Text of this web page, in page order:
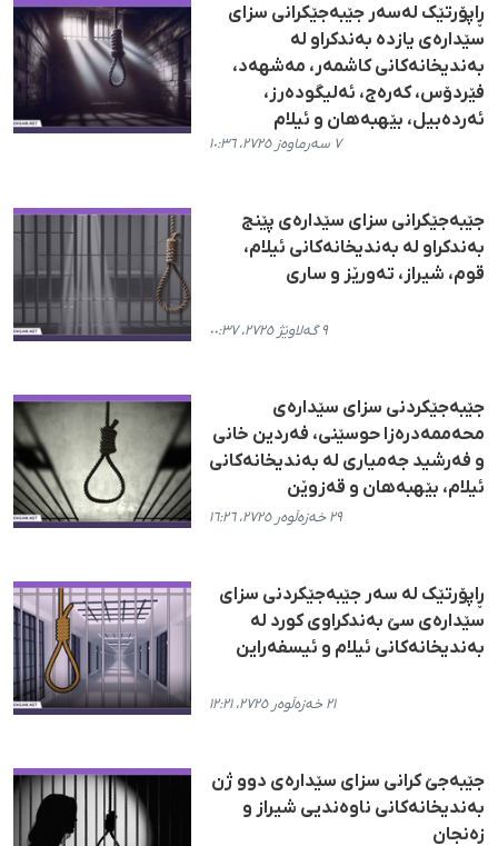
ڕاپۆرتێک لەسەر جێبەجێکرانی سزای
سێدارەی یازدە بەندکراو لە
بەندیخانەکانی کاشمەر، مەشهەد،
فێردۆس، کەرەج، ئەلیگودەرز،
ئەردەبیل، بێهبەهان و ئیلام
٧ سەرماوەز ٢٧٢٥، ١٠:٣٦
جێبەجێکرانی سزای سێدارەی پێنج
بەندکراو لە بەندیخانەکانی ئیلام،
قوم، شیراز، تەورێز و ساری
٩ گەلاوێژ ٢٧٢٥، ٠٠:٣٧
جێبەجێکردنی سزای سێدارەی
محەممەدرەزا حوسێنی، فەردین خانی
و فەرشید جەمیاری لە بەندیخانەکانی
ئیلام، بێهبەهان و قەزوێن
٢٩ خەزەڵوەر ٢٧٢٥، ١٦:٢٦
ڕاپۆرتێک لە سەر جێبەجێکردنی سزای
سێدارەی سێ بەندکراوی کورد لە
بەندیخانەکانی ئیلام و ئیسفەراین
٢١ خەزەڵوەر ٢٧٢٥، ١٢:٢١
جێبەجێ کرانی سزای سێدارەی دوو ژن
بەندیخانەکانی ناوەندیی شیراز و
زەنجان